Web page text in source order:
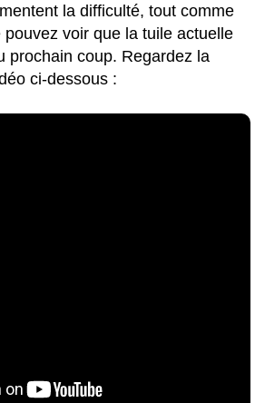
la difficulté, tout comme
voir que la tuile actuelle
prochain coup. Regardez la
ci-dessous :